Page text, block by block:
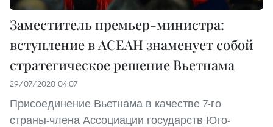
Заместитель премьер-министра:
вступление в АСЕАН знаменует собой
стратегическое решение Вьетнама
29/07/2020 04:07
Присоединение Вьетнама в качестве 7-го
страны-члена Ассоциации государств Юго-